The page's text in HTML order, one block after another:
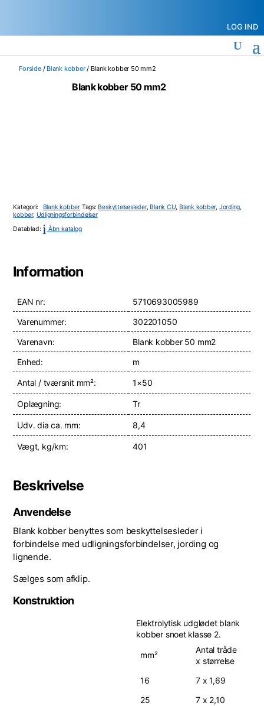
LOG IND
Forside/ Blank kobber/ Blank kobber 50 mm2
Blank kobber 50 mm2
Kategori: Blank kobber Tags: Beskyttelsesleder, Blank CU, Blank kobber, Jording,
kobber, Udligningsforbindelser
Datablad:i Åbn katalog
Information
EAN nr:
5710693005989
Varenummer:
302201050
Varenavn:
Blank kobber 50 mm2
Enhed:
m
Antal / tværsnit mm²: 1×50
Oplægning: Tr
Udv. dia ca. mm: 8,4
Vægt, kg/km: 401
Beskrivelse
Anvendelse
Blank kobber benyttes som beskyttelsesleder i
forbindelse med udligningsforbindelser, jording og
lignende.
Sælges som afklip.
Konstruktion
Elektrolytisk udglødet blank
kobber snoet klasse 2.
mm²
Antal tråde
x størrelse
16
7 x 1,69
25
7 x 2,10